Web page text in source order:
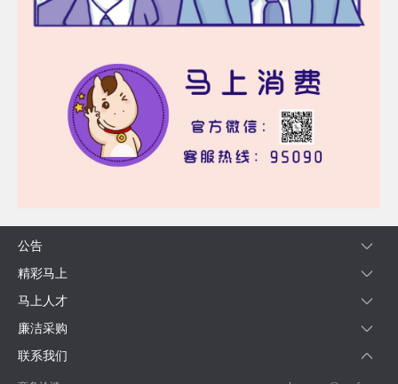
公告
精彩马上
马上人才
廉洁采购
联系我们